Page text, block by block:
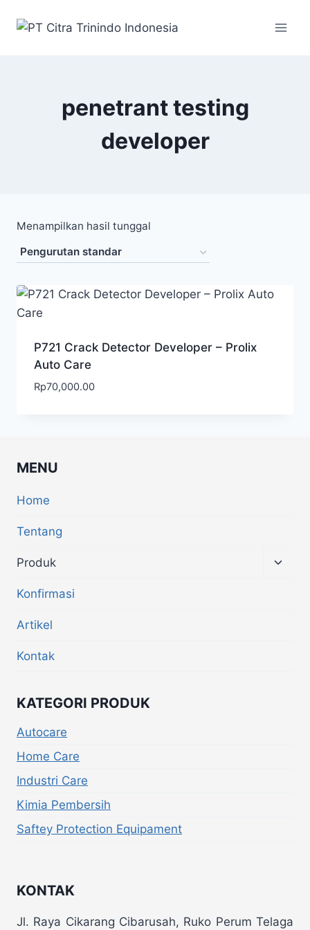
penetrant testing
developer
Menampilkan hasil tunggal
P721 Crack Detector Developer – Prolix
Auto Care
Rp70,000.00
MENU
Home
Tentang
Produk
Konfirmasi
Artikel
Kontak
KATEGORI PRODUK
Autocare
Home Care
Industri Care
Kimia Pembersih
Saftey Protection Equipament
KONTAK
Jl. Raya Cikarang Cibarusah, Ruko Perum Telaga